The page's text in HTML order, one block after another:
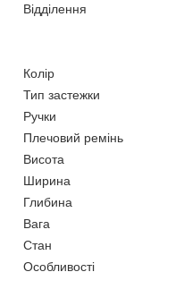
Відділення
Колір
Тип застежки
Ручки
Плечовий ремінь
Висота
Ширина
Глибина
Вага
Стан
Особливості